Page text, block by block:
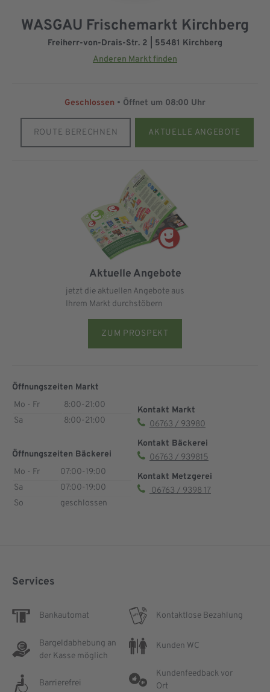
WASGAU Frischemarkt Kirchberg
Freiherr-von-Drais-Str. 2 | 55481 Kirchberg
Anderen Markt finden
Geschlossen • Öffnet um 08:00 Uhr
ROUTE BERECHNEN AKTUELLE ANGEBOTE
Aktuelle Angebote
jetzt die aktuellen Angebote aus
Ihrem Markt durchstöbern
ZUM PROSPEKT
Öffnungszeiten Markt
Mo - Fr
8:00-21:00
Sa
8:00-21:00
Öffnungszeiten Bäckerei
Mo - Fr
07:00-19:00
Sa
07:00-19:00
So
geschlossen
Kontakt Markt
06763 / 93980
Kontakt Bäckerei
06763 / 939815
Kontakt Metzgerei
06763 / 9398 17
Services
Bankautomat
Bargeldabhebung an
der Kasse möglich
Barrierefrei
Kontaktlose Bezahlung
Kunden WC
Kundenfeedback vor
Ort